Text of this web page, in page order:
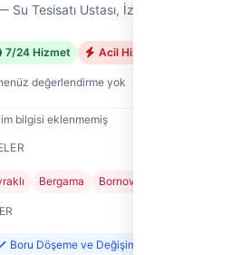
Tesisatı Ustası, İzmir
7/24 Hizmet Acil Hizmet
değerlendirme yok
bilgisi eklenmemiş
Bergama Bornova
Boru Döşeme ve Değişimi